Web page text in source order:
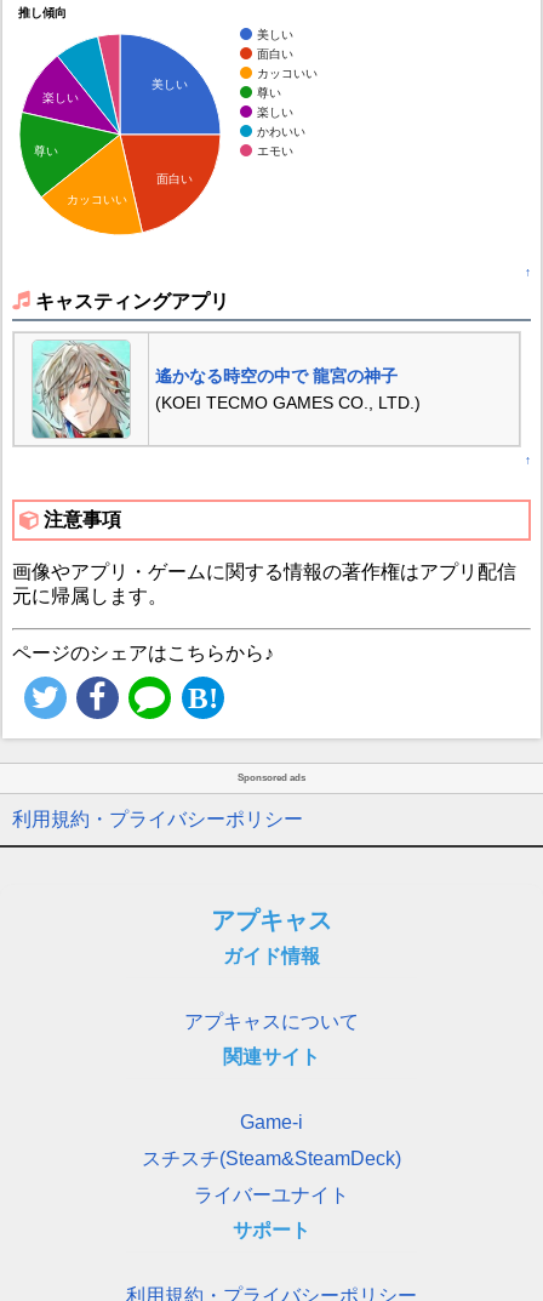
推し傾向
美しい
面白い
カッコいい
尊い
楽しい
かわいい
エモい
美しい
面白い
楽しい
尊い
カッコいい
↑
キャスティングアプリ
遙かなる時空の中で 龍宮の神子
(KOEI TECMO GAMES CO., LTD.)
↑
注意事項
画像やアプリ・ゲームに関する情報の著作権はアプリ配信
元に帰属します。
ページのシェアはこちらから♪
Sponsored ads
利用規約・プライバシーポリシー
アプキャス
ガイド情報
アプキャスについて
関連サイト
Game-i
スチスチ(Steam&SteamDeck)
ライバーユナイト
サポート
利用規約・プライバシーポリシー